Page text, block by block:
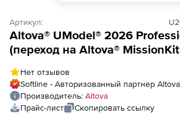
Артикул:
Altova® UModel® 2026
(переход на Altova®
Altova® MissionKit® 2026
Named Users (20)
Нет отзывов
Softline - Авторизованный партнер Altova
Производитель: Altova
Прайс-лист
Скопировать ссылку